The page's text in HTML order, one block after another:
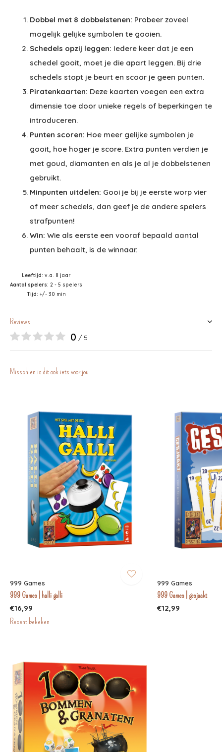
Dobbel met 8 dobbelstenen: Probeer zoveel
mogelijk gelijke symbolen te gooien.
Schedels opzij leggen: Iedere keer dat je een
schedel gooit, moet je die apart leggen. Bij drie
schedels stopt je beurt en scoor je geen punten.
Piratenkaarten: Deze kaarten voegen een extra
dimensie toe door unieke regels of beperkingen te
introduceren.
Punten scoren: Hoe meer gelijke symbolen je
gooit, hoe hoger je score. Extra punten verdien je
met goud, diamanten en als je al je dobbelstenen
gebruikt.
Minpunten uitdelen: Gooi je bij je eerste worp vier
of meer schedels, dan geef je de andere spelers
strafpunten!
Win: Wie als eerste een vooraf bepaald aantal
punten behaalt, is de winnaar.
Leeftijd: v.a. 8 jaar
Aantal spelers: 2 - 5 spelers
Tijd: +/- 30 min
Reviews
0 / 5
Misschien is dit ook iets voor jou
999 Games
999 Games | halli galli
€16,99
999 Games
999 Games | gesjaakt
€12,99
Recent bekeken